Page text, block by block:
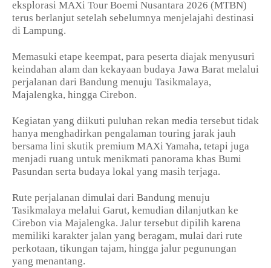
eksplorasi MAXi Tour Boemi Nusantara 2026 (MTBN)
terus berlanjut setelah sebelumnya menjelajahi destinasi
di Lampung.
Memasuki etape keempat, para peserta diajak menyusuri
keindahan alam dan kekayaan budaya Jawa Barat melalui
perjalanan dari Bandung menuju Tasikmalaya,
Majalengka, hingga Cirebon.
Kegiatan yang diikuti puluhan rekan media tersebut tidak
hanya menghadirkan pengalaman touring jarak jauh
bersama lini skutik premium MAXi Yamaha, tetapi juga
menjadi ruang untuk menikmati panorama khas Bumi
Pasundan serta budaya lokal yang masih terjaga.
Rute perjalanan dimulai dari Bandung menuju
Tasikmalaya melalui Garut, kemudian dilanjutkan ke
Cirebon via Majalengka. Jalur tersebut dipilih karena
memiliki karakter jalan yang beragam, mulai dari rute
perkotaan, tikungan tajam, hingga jalur pegunungan
yang menantang.